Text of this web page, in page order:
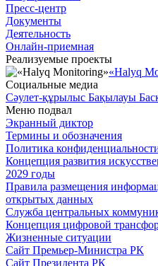
Пресс-центр
Документы
Деятельность
Онлайн-приемная
Реализуемые проекты
«Halyq
Социальные медиа
Сәулет-құрылыс Бақылауы
Меню подвал
Экранный диктор
Термины и обозначения
Политика
Концепция развития
2029 годы
Правила размещения
открытых данных
Служба центральных
Концепция цифровой
Жизненные ситуации
Сайт Премьер-Министра РК
Сайт Президента РК